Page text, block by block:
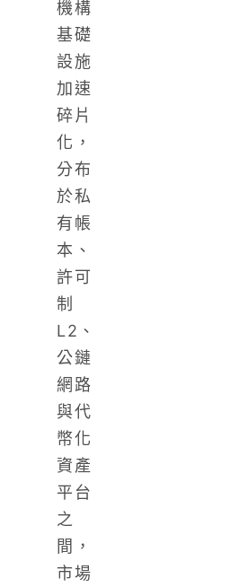
機構
基礎
設施
加速
碎片
化，
分布
於私
有帳
本、
許可
制
L2、
公鏈
網路
與代
幣化
資產
平台
之
間，
市場